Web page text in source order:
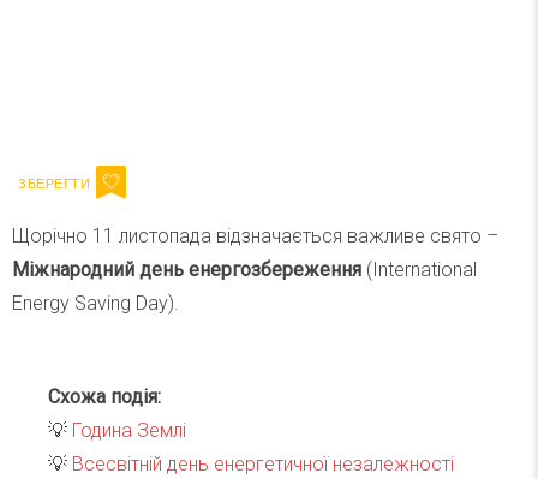
Щорічно 11 листопада відзначається важливе свято –
Міжнародний день енергозбереження (International
Energy Saving Day).
Схожа подія:
💡 Година Землі
💡 Всесвітній день енергетичної незалежності